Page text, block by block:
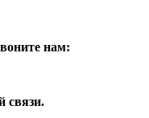
нам:
связи.